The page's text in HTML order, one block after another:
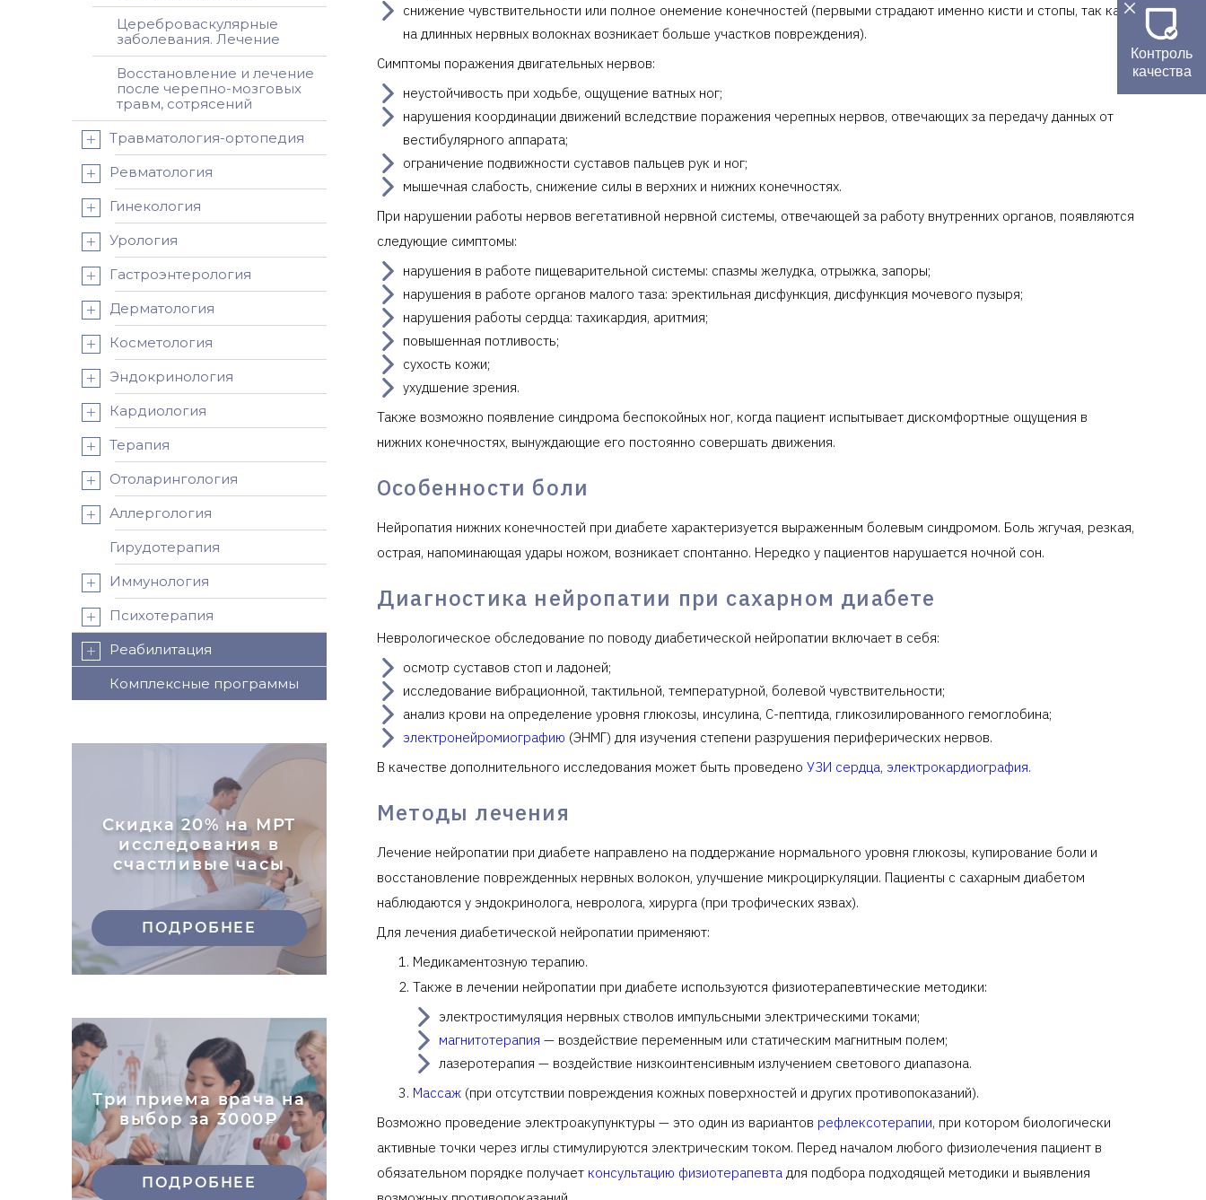
Цереброваскулярные
заболевания. Лечение
Восстановление и лечение
после черепно-мозговых
травм, сотрясений
Травматология-ортопедия
Ревматология
Гинекология
Урология
Гастроэнтерология
Дерматология
Косметология
Эндокринология
Кардиология
Терапия
Отоларингология
Аллергология
Гирудотерапия
Иммунология
Психотерапия
Реабилитация
Комплексные программы
Скидка 20% на МРТ
исследования в
счастливые часы
ПОДРОБНЕЕ
Три приема врача на
выбор за 3000₽
ПОДРОБНЕЕ
снижение чувствительности или полное онемение конечностей (первыми страдают именно кисти и стопы, так как
на длинных нервных волокнах возникает больше участков повреждения).
Симптомы поражения двигательных нервов:
неустойчивость при ходьбе, ощущение ватных ног;
нарушения координации движений вследствие поражения черепных нервов, отвечающих за передачу данных от
вестибулярного аппарата;
ограничение подвижности суставов пальцев рук и ног;
мышечная слабость, снижение силы в верхних и нижних конечностях.
При нарушении работы нервов вегетативной нервной системы, отвечающей за работу внутренних органов, появляются
следующие симптомы:
нарушения в работе пищеварительной системы: спазмы желудка, отрыжка, запоры;
нарушения в работе органов малого таза: эректильная дисфункция, дисфункция мочевого пузыря;
нарушения работы сердца: тахикардия, аритмия;
повышенная потливость;
сухость кожи;
ухудшение зрения.
Также возможно появление синдрома беспокойных ног, когда пациент испытывает дискомфортные ощущения в
нижних конечностях, вынуждающие его постоянно совершать движения.
Особенности боли
Нейропатия нижних конечностей при диабете характеризуется выраженным болевым синдромом. Боль жгучая, резкая,
острая, напоминающая удары ножом, возникает спонтанно. Нередко у пациентов нарушается ночной сон.
Диагностика нейропатии при сахарном диабете
Неврологическое обследование по поводу диабетической нейропатии включает в себя:
осмотр суставов стоп и ладоней;
исследование вибрационной, тактильной, температурной, болевой чувствительности;
анализ крови на определение уровня глюкозы, инсулина, С-пептида, гликозилированного гемоглобина;
электронейромиографию (ЭНМГ) для изучения степени разрушения периферических нервов.
В качестве дополнительного исследования может быть проведено УЗИ сердца, электрокардиография.
Методы лечения
Лечение нейропатии при диабете направлено на поддержание нормального уровня глюкозы, купирование боли и
восстановление поврежденных нервных волокон, улучшение микроциркуляции. Пациенты с сахарным диабетом
наблюдаются у эндокринолога, невролога, хирурга (при трофических язвах).
Для лечения диабетической нейропатии применяют:
Медикаментозную терапию.
Также в лечении нейропатии при диабете используются физиотерапевтические методики:
электростимуляция нервных стволов импульсными электрическими токами;
магнитотерапия — воздействие переменным или статическим магнитным полем;
лазеротерапия — воздействие низкоинтенсивным излучением светового диапазона.
Массаж (при отсутствии повреждения кожных поверхностей и других противопоказаний).
Возможно проведение электроакупунктуры — это один из вариантов рефлексотерапии, при котором биологически
активные точки через иглы стимулируются электрическим током. Перед началом любого физиолечения пациент в
обязательном порядке получает консультацию физиотерапевта для подбора подходящей методики и выявления
Контроль
качества